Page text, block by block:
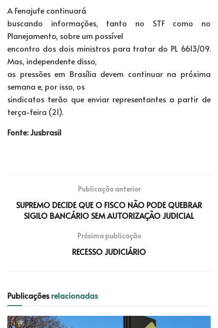
A Fenajufe continuará
buscando informações, tanto no STF como no
Planejamento, sobre um possível
encontro dos dois ministros para tratar do PL 6613/09.
Mas, independente disso,
as pressões em Brasília devem continuar na próxima
semana e, por isso, os
sindicatos terão que enviar representantes a partir de
terça-feira (21).
Fonte: Jusbrasil
Publicação anterior
SUPREMO DECIDE QUE O FISCO NÃO PODE QUEBRAR
SIGILO BANCÁRIO SEM AUTORIZAÇÃO JUDICIAL
Próxima publicação
RECESSO JUDICIÁRIO
Publicaçõesrelacionadas